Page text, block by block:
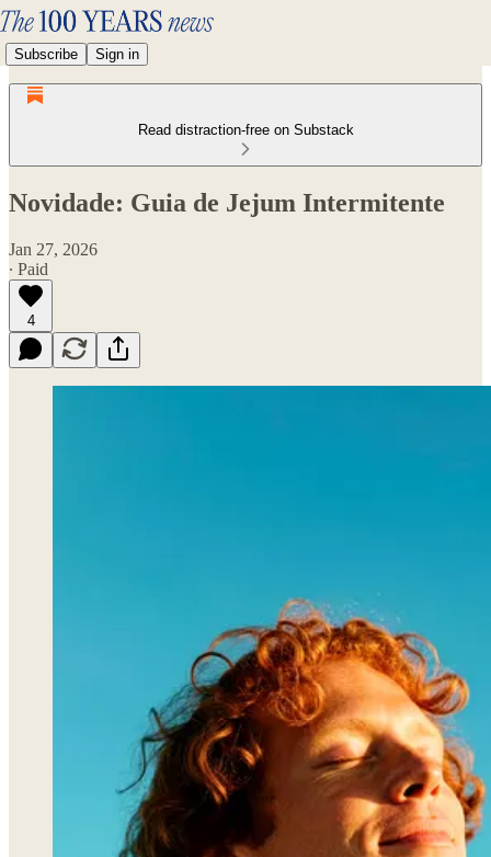
Subscribe Sign in
Read distraction-free on Substack
Novidade: Guia de Jejum Intermitente
Jan 27, 2026
∙ Paid
4